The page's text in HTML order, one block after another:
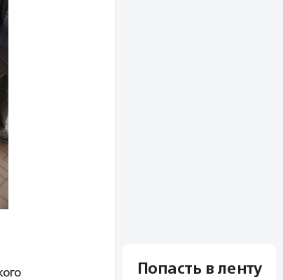
Попасть в ленту